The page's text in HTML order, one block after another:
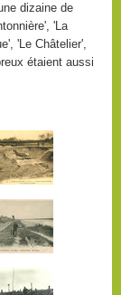
dizaine de
'La
'Le Châtelier',
étaient aussi